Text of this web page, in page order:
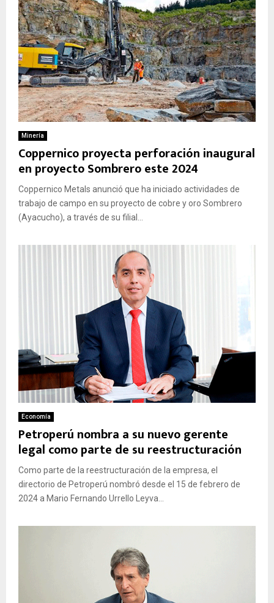
Minería
Coppernico proyecta perforación inaugural
en proyecto Sombrero este 2024
Coppernico Metals anunció que ha iniciado actividades de
trabajo de campo en su proyecto de cobre y oro Sombrero
(Ayacucho), a través de su filial...
Economía
Petroperú nombra a su nuevo gerente
legal como parte de su reestructuración
Como parte de la reestructuración de la empresa, el
directorio de Petroperú nombró desde el 15 de febrero de
2024 a Mario Fernando Urrello Leyva...